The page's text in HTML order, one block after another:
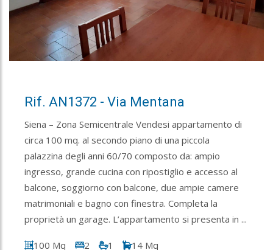
Rif. AN1372 - Via Mentana
Siena – Zona Semicentrale Vendesi appartamento di
circa 100 mq. al secondo piano di una piccola
palazzina degli anni 60/70 composto da: ampio
ingresso, grande cucina con ripostiglio e accesso al
balcone, soggiorno con balcone, due ampie camere
matrimoniali e bagno con finestra. Completa la
proprietà un garage. L’appartamento si presenta in ...
100 Mq 2 1 14 Mq